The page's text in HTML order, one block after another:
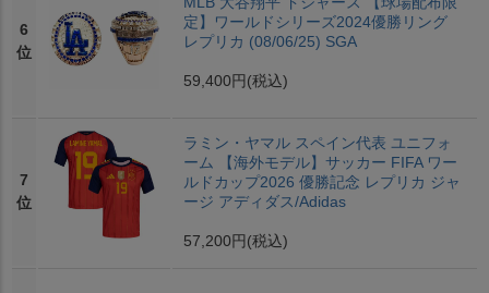
6
位
定】ワールドシリーズ2024優勝リング
レプリカ (08/06/25) SGA
59,400円 (税込)
7
位
ラミン・ヤマル スペイン代表 ユニフォ
ーム 【海外モデル】サッカー FIFA ワー
ルドカップ2026 優勝記念 レプリカ ジャ
ージ アディダス/Adidas
57,200円 (税込)